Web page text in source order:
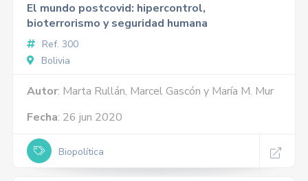
El mundo postcovid: hipercontrol,
bioterrorismo y seguridad humana
Ref. 300
Bolivia
Autor: Marta Rullán, Marcel Gascón y María M. Mur
Fecha: 26 jun 2020
Biopolítica